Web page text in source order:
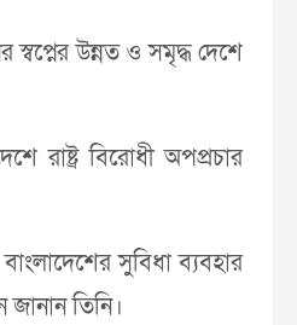
উন্নত ও সমৃদ্ধ দেশে
রাষ্ট্র বিরোধী অপপ্রচার
সুবিধা ব্যবহার
তিনি।